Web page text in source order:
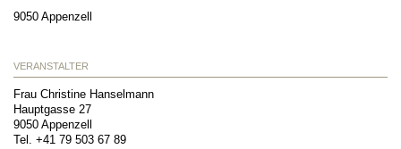
9050 Appenzell
VERANSTALTER
Frau Christine Hanselmann
Hauptgasse 27
9050 Appenzell
Tel. +41 79 503 67 89